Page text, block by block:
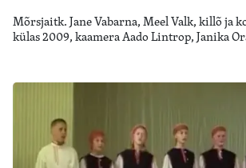
Mõrsjaitk. Jane Vabarna, Meel Valk, killõ ja
külas 2009, kaamera Aado Lintrop, Janika